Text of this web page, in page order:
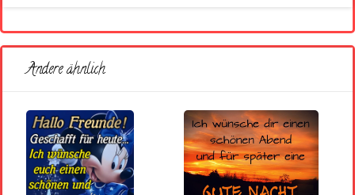
Andere ähnlich